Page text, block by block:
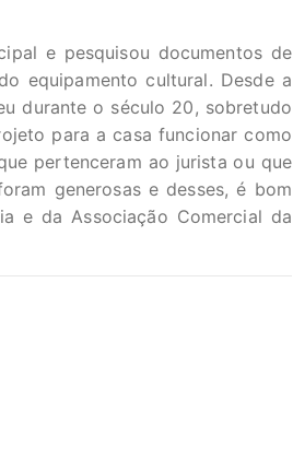
e pesquisou documentos de
equipamento cultural. Desde a
durante o século 20, sobretudo
para a casa funcionar como
pertenceram ao jurista ou que
generosas e desses, é bom
e da Associação Comercial da